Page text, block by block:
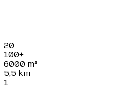
20
100+
6000 m²
5,5 km
1